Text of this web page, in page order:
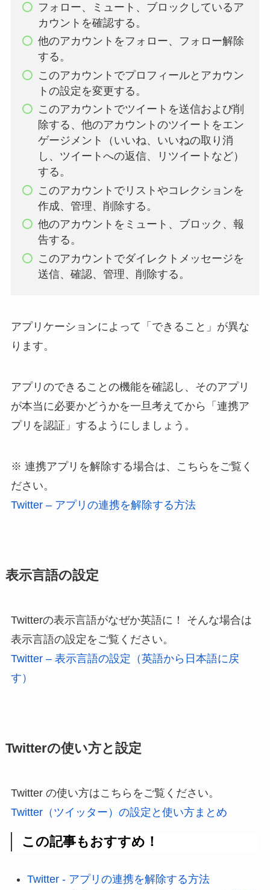
フォロー、ミュート、ブロックしているア
カウントを確認する。
他のアカウントをフォロー、フォロー解除
する。
このアカウントでプロフィールとアカウン
トの設定を変更する。
このアカウントでツイートを送信および削
除する、他のアカウントのツイートをエン
ゲージメント（いいね、いいねの取り消
し、ツイートへの返信、リツイートなど）
する。
このアカウントでリストやコレクションを
作成、管理、削除する。
他のアカウントをミュート、ブロック、報
告する。
このアカウントでダイレクトメッセージを
送信、確認、管理、削除する。
アプリケーションによって「できること」が異な
ります。
アプリのできることの機能を確認し、そのアプリ
が本当に必要かどうかを一旦考えてから「連携ア
プリを認証」するようにしましょう。
※ 連携アプリを解除する場合は、こちらをご覧く
ださい。
Twitter – アプリの連携を解除する方法
表示言語の設定
Twitterの表示言語がなぜか英語に！ そんな場合は
表示言語の設定をご覧ください。
Twitter – 表示言語の設定（英語から日本語に戻
す）
Twitterの使い方と設定
Twitter の使い方はこちらをご覧ください。
Twitter（ツイッター）の設定と使い方まとめ
この記事もおすすめ！
Twitter - アプリの連携を解除する方法